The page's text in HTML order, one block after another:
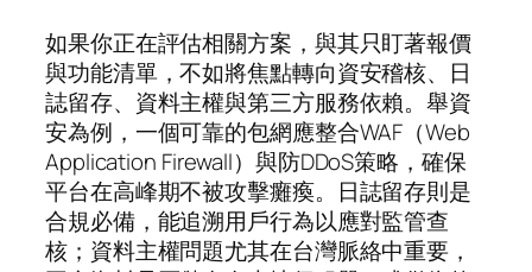
如果你正在評估相關方案，與其只盯著報價
與功能清單，不如將焦點轉向資安稽核、日
誌留存、資料主權與第三方服務依賴。舉資
安為例，一個可靠的包網應整合WAF（Web
Application Firewall）與防DDoS策略，確保
平台在高峰期不被攻擊癱瘓。日誌留存則是
合規必備，能追溯用戶行為以應對監管查
核；資料主權問題尤其在台灣脈絡中重要，